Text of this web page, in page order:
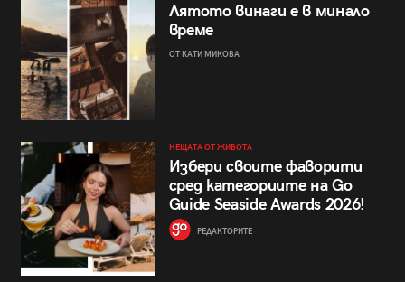
Лятото винаги е в минало
време
ОТ КАТИ МИКОВА
НЕЩАТА ОТ ЖИВОТА
Избери своите фаворити
сред категориите на Go
Guide Seaside Awards 2026!
РЕДАКТОРИТЕ